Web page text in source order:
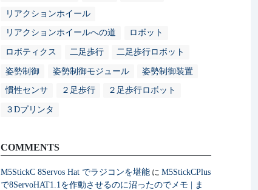
リアクションホイール
リアクションホイールへの道 ロボット
ロボティクス 二足歩行 二足歩行ロボット
姿勢制御 姿勢制御モジュール 姿勢制御装置
慣性センサ ２足歩行 ２足歩行ロボット
３Dプリンタ
COMMENTS
M5StickC 8Servos Hat でラジコンを堪能 に M5StickCPlus
で8ServoHAT1.1を作動させるのに沼ったのでメモ | ま